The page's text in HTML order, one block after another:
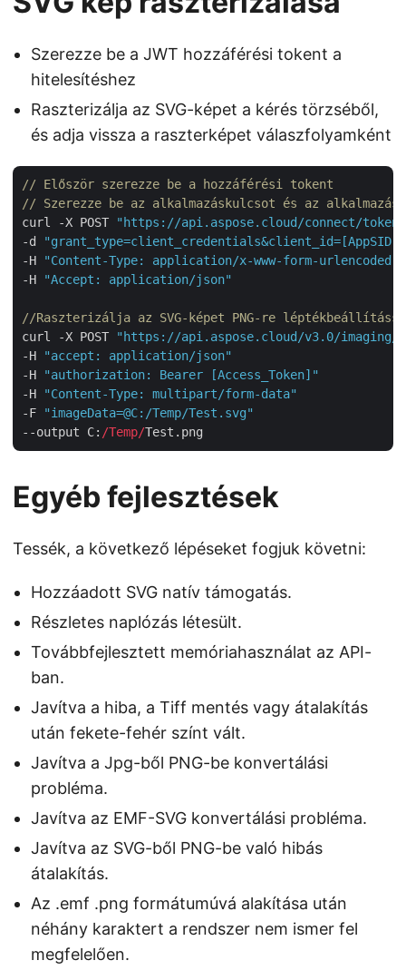
Szerezze be a JWT hozzáférési tokent a
hitelesítéshez
Raszterizálja az SVG-képet a kérés törzséből,
és adja vissza a raszterképet válaszfolyamként
// Először szerezze be a hozzáférési tokent
// Szerezze be az alkalmazáskulcsot és az
curl -X POST
"https://api.aspose.cloud/connect/token"
-d
-H
"Content-Type: application/x-www-form-urlencoded"
-H
"Accept: application/json"
//Raszterizálja az SVG-képet PNG-re
curl -X POST
"https://api.aspose.cloud/v3.0/imaging/
-H
"accept: application/json"
-H
"authorization: Bearer [Access_Token]"
-H
"Content-Type: multipart/form-data"
-F
"imageData=@C:/Temp/Test.svg"
--output C: /Temp/
Egyéb fejlesztések
Tessék, a következő lépéseket fogjuk követni:
Hozzáadott SVG natív támogatás.
Részletes naplózás létesült.
Továbbfejlesztett memóriahasználat az API-
ban.
Javítva a hiba, a Tiff mentés vagy átalakítás
után fekete-fehér színt vált.
Javítva a Jpg-ből PNG-be konvertálási
probléma.
Javítva az EMF-SVG konvertálási probléma.
Javítva az SVG-ből PNG-be való hibás
átalakítás.
Az .emf .png formátumúvá alakítása után
néhány karaktert a rendszer nem ismer fel
megfelelően.